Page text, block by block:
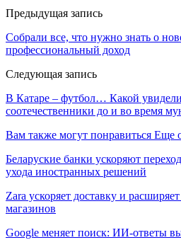
Предыдущая запись
Собрали все, что нужно знать о
профессиональный доход
Следующая запись
В Катаре – футбол… Какой
соотечественники до и во время
Вам также могут понравиться Еще
Беларуские банки ускоряют
ухода иностранных решений
Zara ускоряет доставку и
магазинов
Google меняет поиск: ИИ-ответы